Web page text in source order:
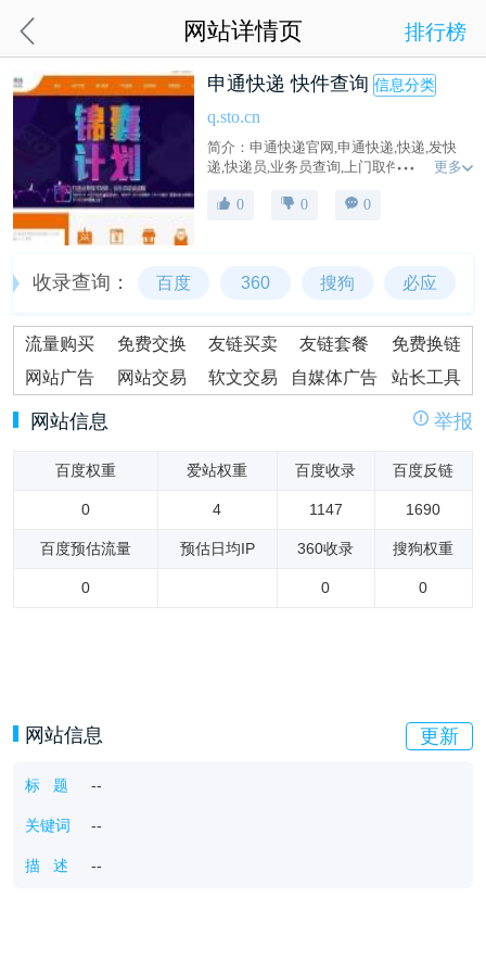
网站详情页 排行榜
申通快递 快件查询 信息分类
q.sto.cn
简介：申通快递官网,申通快递,快递,发快
递,快递员,业务员查询,上门取件,在线下单
踪跟踪查询,投诉电话查询,车辆信息,申通新
更多
0 0 0
收录查询： 百度 360 搜狗 必应
流量购买 免费交换 友链买卖 友链套餐
免费换链
网站广告
网站交易 软文交易 自媒体广告 站长工具
网站信息 举报
百度权重 爱站权重 百度收录 百度反链
0 4 1147 1690
百度预估流量 预估日均IP 360收录 搜狗权重
0 0 0
网站信息 更新
标 题 --
关键词 --
描 述 --